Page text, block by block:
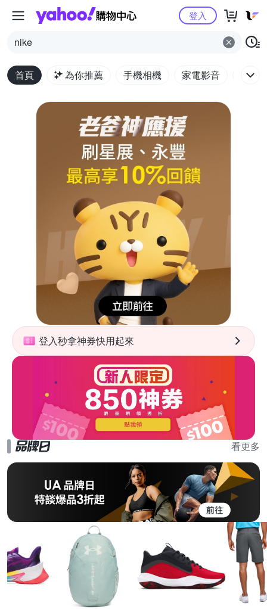
Yahoo購物中心
nike
登入
首頁 為你推薦 手機相機 家電影音 電腦
登入秒拿神券快用起來
看更多